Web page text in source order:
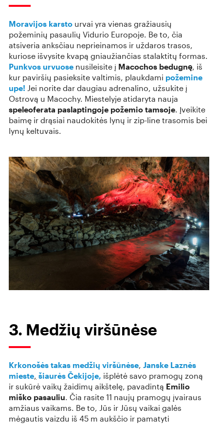
Moravijos karsto urvai yra vienas gražiausių
požeminių pasaulių Vidurio Europoje. Be to, čia
atsiveria anksčiau neprieinamos ir uždaros trasos,
kuriose išvysite kvapą gniaužiančias stalaktitų formas.
Punkvos urvuose nusileisite į Macochos bedugnę , iš
kur paviršių pasieksite valtimis, plaukdami požemine
upe! Jei norite dar daugiau adrenalino, užsukite į
Ostrovą u Macochy. Miestelyje atidaryta nauja
speleoferata paslaptingoje požemio tamsoje . Įveikite
baimę ir drąsiai naudokitės lynų ir zip-line trasomis bei
lynų keltuvais.
3. Medžių viršūnėse
Krkonošės takas medžių viršūnėse, Janske Laznės
mieste, šiaurės Čekijoje, išplėtė savo pramogų zoną
ir sukūrė vaikų žaidimų aikštelę, pavadintą Emilio
miško pasauliu. Čia rasite 11 naujų pramogų įvairaus
amžiaus vaikams. Be to, Jūs ir Jūsų vaikai galės
mėgautis vaizdu iš 45 m aukščio ir pamatyti